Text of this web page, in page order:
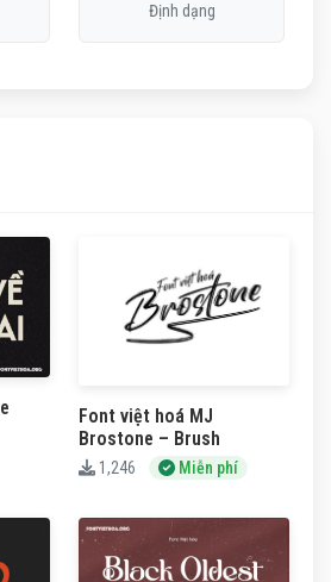
Định dạng
Font việt hoá MJ
Brostone – Brush
1,246 Miễn phí